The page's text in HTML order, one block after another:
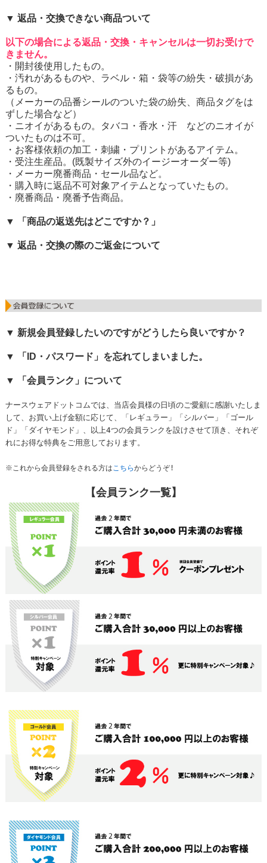
▼ 返品・交換できない商品ついて
以下の場合による返品・交換・キャンセルは一切お受けで
きません。
・開封後使用したもの。
・汚れがあるものや、ラベル・箱・袋等の紛失・破損があ
るもの。
（メーカーの品番シールのついた袋の紛失、商品タグをは
ずした場合など）
・ニオイがあるもの。タバコ・香水・汗 などのニオイが
ついたものは不可。
・お客様依頼の加工・刺繍・プリントがあるアイテム。
・受注生産品。(既製サイズ外のイージーオーダー等)
・メーカー廃番商品・セール品など。
・購入時に返品不可対象アイテムとなっていたもの。
・廃番商品・廃番予告商品。
▼ 「商品の返送先はどこですか？」
▼ 返品・交換の際のご返金について
▼ 新規会員登録したいのですがどうしたら良いですか？
▼ 「ID・パスワード」を忘れてしまいました。
▼ 「会員ランク」について
ナースウェアドットコムでは、当店会員様の日頃のご愛顧に感謝いたしま
して、お買い上げ金額に応じて、「レギュラー」「シルバー」「ゴール
ド」「ダイヤモンド」、以上4つの会員ランクを設けさせて頂き、それぞ
れにお得な特典をご用意しております。
※これから会員登録をされる方はこちらからどうぞ!
【会員ランク一覧】